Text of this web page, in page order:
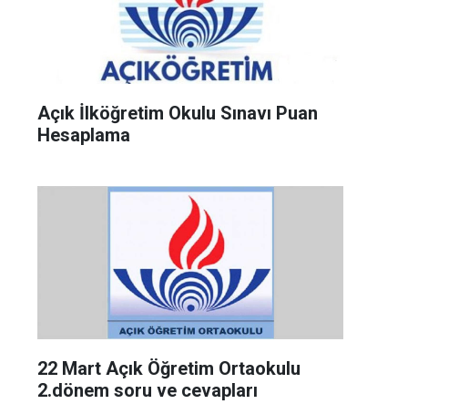
Açık İlköğretim Okulu Sınavı Puan
Hesaplama
22 Mart Açık Öğretim Ortaokulu
2.dönem soru ve cevapları